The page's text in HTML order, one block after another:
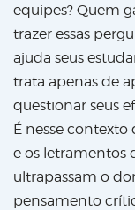
equipes? Quem
trazer essas
ajuda seus
trata apenas de
questionar seus
É nesse
e os letramentos
ultrapassam o
pensamento